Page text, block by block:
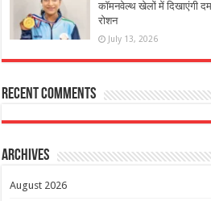
कॉमनवेल्थ खेलों में दिखाएंगी
रोशन
July 13, 2026
Recent Comments
Archives
August 2026